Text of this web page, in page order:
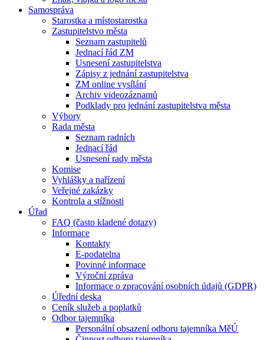
Samospráva
Starostka a místostarostka
Zastupitelstvo města
Seznam zastupitelů
Jednací řád ZM
Usnesení zastupitelstva
Zápisy z jednání zastupitelstva
ZM online vysílání
Archiv videozáznamů
Podklady pro jednání zastupitelstva města
Výbory
Rada města
Seznam radních
Jednací řád
Usnesení rady města
Komise
Vyhlášky a nařízení
Veřejné zakázky
Kontrola a stížnosti
Úřad
FAQ (často kladené dotazy)
Informace
Kontakty
E-podatelna
Povinné informace
Výroční zpráva
Informace o zpracování osobních údajů (GDPR)
Úřední deska
Ceník služeb a poplatků
Odbor tajemníka
Personální obsazení odboru tajemníka MěÚ